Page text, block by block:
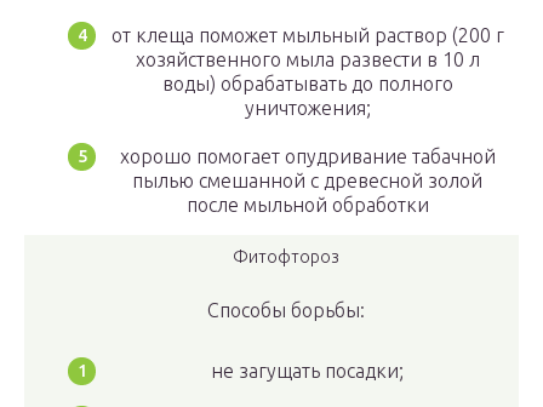
от клеща поможет мыльный раствор (200 г
хозяйственного мыла развести в 10 л
воды) обрабатывать до полного
уничтожения;
хорошо помогает опудривание табачной
пылью смешанной с древесной золой
после мыльной обработки
Фитофтороз
Способы борьбы:
не загущать посадки;